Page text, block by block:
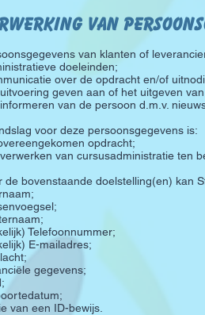
ing van p
van klanten of
doeleinden;
over de opdracht en/of
geven aan of het uitgeven
van de persoon d.m.v.
voor deze persoonsgegevens is:
opdracht;
van cursusadministratie ten
de bovenstaande doelstelling(en) kan
Telefoonnummer;
E-mailadres;
gegevens;
van een ID-bewijs.